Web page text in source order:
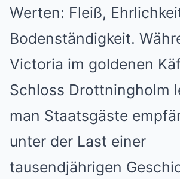
Werten: Fleiß,
Bodenständigkeit.
Victoria im goldenen
Schloss Drottningholm
man Staatsgäste
unter der Last einer
tausendjährigen